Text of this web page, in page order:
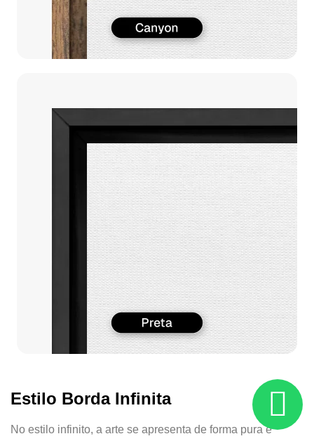
Estilo Borda Infinita
No estilo infinito, a arte se apresenta de forma pura e